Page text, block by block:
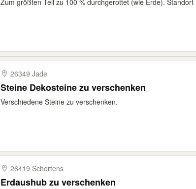
Zum größten Teil zu 100 % durchgerottet (wie Erde).
26349 Jade
Steine Dekosteine zu verschenken
Verschiedene Steine zu verschenken.
26419 Schortens
Erdaushub zu verschenken